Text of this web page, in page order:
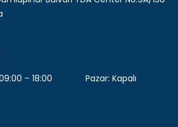
09:00 – 18:00 Pazar: Kapalı